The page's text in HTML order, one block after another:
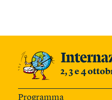
2, 3 e 4
Programma